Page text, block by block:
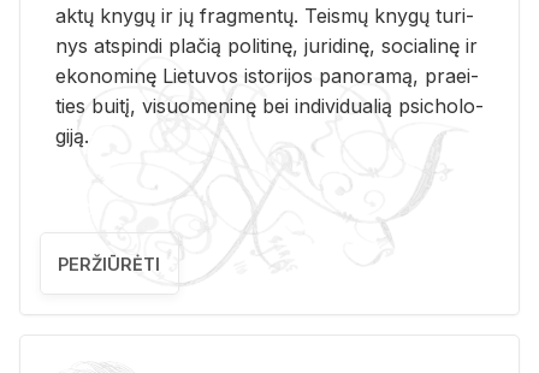
aktų kny­gų ir jų frag­men­tų. Teis­mų kny­gų tu­ri­
nys at­spin­di pla­čią po­li­ti­nę, ju­ri­di­nę, so­cia­li­nę ir
eko­no­mi­nę Lie­tu­vos is­to­ri­jos pa­no­ra­mą, pra­ei­
ties bui­tį, vi­suo­me­ni­nę bei in­di­vi­dua­lią psi­cho­lo­
gi­ją.
PERŽIŪRĖTI